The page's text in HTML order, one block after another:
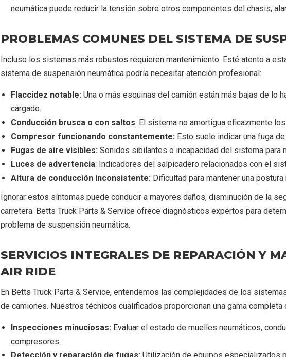
neumática puede reducir la tensión sobre otros componentes del chasis,
PROBLEMAS COMUNES DEL SISTEMA DE
Incluso los sistemas más robustos requieren mantenimiento. Esté atento a
sistema de suspensión neumática podría necesitar atención profesional:
Flaccidez notable:Una o más esquinas del camión están más bajas de lo
cargado.
Conducción brusca o con saltos: El sistema no amortigua eficazmente
Compresor funcionando constantemente:Esto suele indicar una fuga
Fugas de aire visibles:Sonidos sibilantes o incapacidad del sistema para
Luces de advertencia: Indicadores del salpicadero relacionados con el
Altura de conducción inconsistente:Dificultad para mantener una postura
Ignorar estos síntomas puede conducir a mayores daños, disminución de la
carretera. Betts Truck Parts & Service ofrece diagnósticos expertos para
problema de suspensión neumática.
SERVICIOS INTEGRALES DE REPARACIÓN Y
AIR RIDE
En Betts Truck Parts & Service, entendemos las complejidades de los
de camiones. Nuestros técnicos cualificados proporcionan una gama completa
Inspecciones minuciosas:Evaluar el estado de muelles neumáticos,
compresores.